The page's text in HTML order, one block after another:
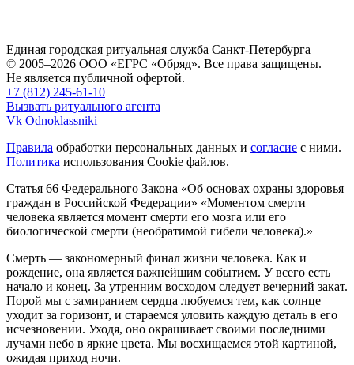
Единая городская ритуальная служба Санкт-Петербурга
© 2005–2026 ООО «ЕГРС «Обряд». Все права защищены.
Не является публичной офертой.
+7 (812) 245-61-10
Вызвать ритуального агента
Vk Odnoklassniki
Правила обработки персональных данных и согласие с ними.
Политика использования Cookie файлов.
Статья 66 Федерального Закона «Об основах охраны здоровья
граждан в Российской Федерации» «Моментом смерти
человека является момент смерти его мозга или его
биологической смерти (необратимой гибели человека).»
Смерть — закономерный финал жизни человека. Как и
рождение, она является важнейшим событием. У всего есть
начало и конец. За утренним восходом следует вечерний закат.
Порой мы с замиранием сердца любуемся тем, как солнце
уходит за горизонт, и стараемся уловить каждую деталь в его
исчезновении. Уходя, оно окрашивает своими последними
лучами небо в яркие цвета. Мы восхищаемся этой картиной,
ожидая приход ночи.